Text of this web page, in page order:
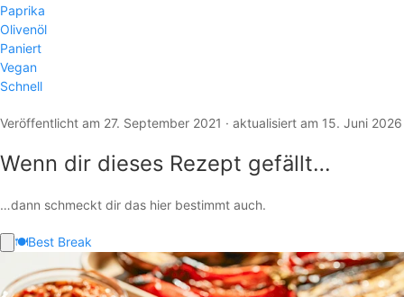
Paprika
Olivenöl
Paniert
Vegan
Schnell
Veröffentlicht am 27. September 2021 · aktualisiert am 15. Juni 2026
Wenn dir dieses Rezept gefällt…
…dann schmeckt dir das hier bestimmt auch.
🍽️Best Break